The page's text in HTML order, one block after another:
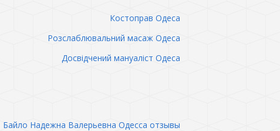
Костоправ Одеса
Розслаблювальний масаж Одеса
Досвідчений мануаліст Одеса
Байло Надежна Валерьевна Одесса отзывы